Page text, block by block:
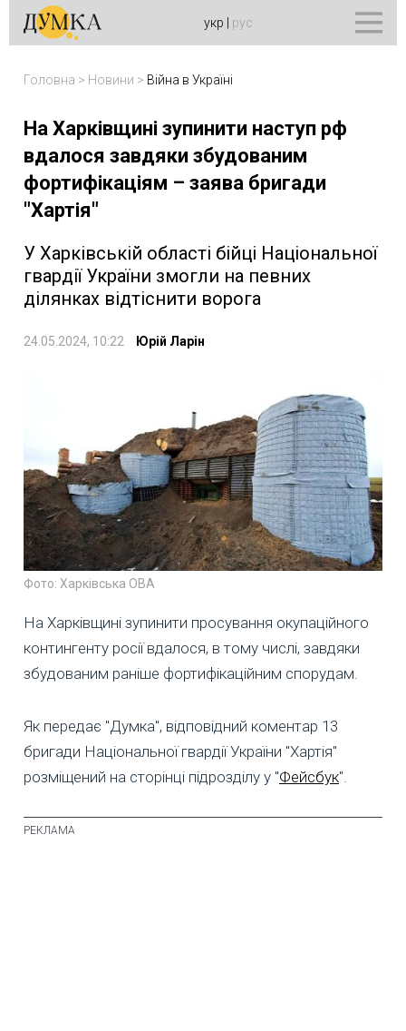
укр рус
Головна > Новини > Війна в Україні
На Харківщині зупинити наступ рф
вдалося завдяки збудованим
фортифікаціям – заява бригади
"Хартія"
У Харківській області бійці Національної
гвардії України змогли на певних
ділянках відтіснити ворога
24.05.2024, 10:22 Юрій Ларін
Фото: Харківська ОВА
На Харківщині зупинити просування окупаційного
контингенту росії вдалося, в тому числі, завдяки
збудованим раніше фортифікаційним спорудам.
Як передає "Думка", відповідний коментар 13
бригади Національної гвардії України "Хартія"
розміщений на сторінці підрозділу у "Фейсбук".